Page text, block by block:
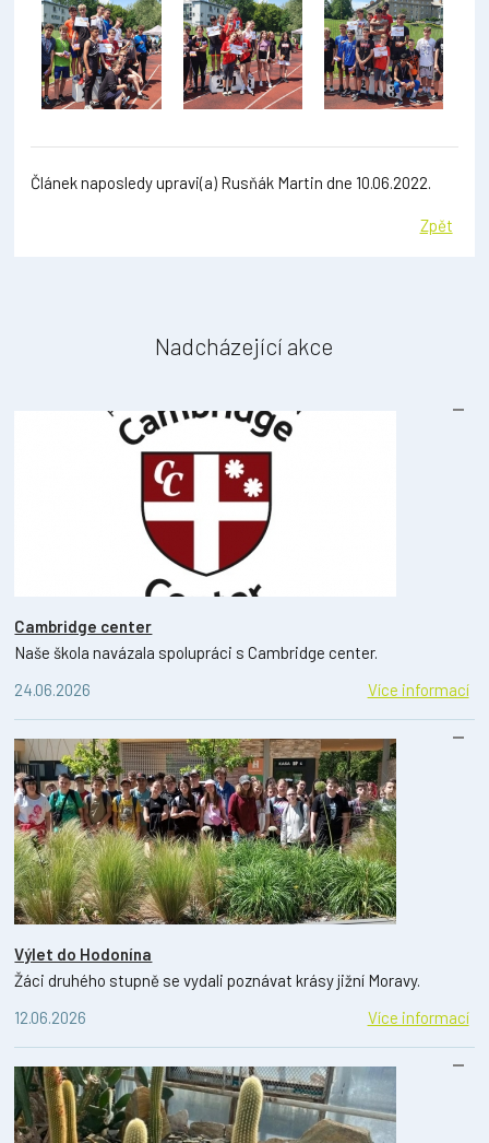
Článek naposledy upravi(a) Rusňák Martin dne 10.06.2022.
Zpět
Nadcházející akce
Cambridge center
Naše škola navázala spolupráci s Cambridge center.
24.06.2026
Více informací
Výlet do Hodonína
Žáci druhého stupně se vydali poznávat krásy jižní Moravy.
12.06.2026
Více informací